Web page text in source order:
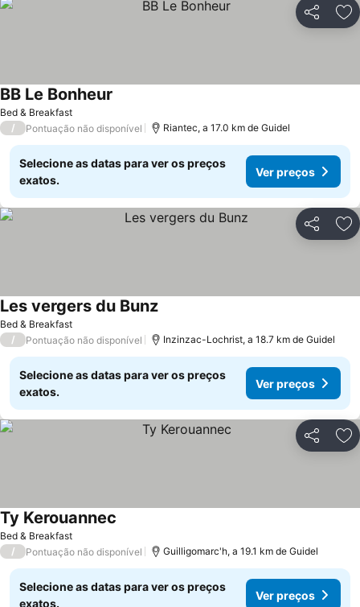
Partilhar
Bed & Breakfast
BB Le Bonheur
/ Pontuação não disponível Riantec, a 17.0 km de Guidel
Selecione as datas para ver os preços
exatos.
Ver preços
Partilhar
Bed & Breakfast
Les vergers du Bunz
/ Pontuação não disponível Inzinzac-Lochrist, a 18.7 km de Guidel
Selecione as datas para ver os preços
exatos.
Ver preços
Partilhar
Bed & Breakfast
Ty Kerouannec
/ Pontuação não disponível Guilligomarc'h, a 19.1 km de Guidel
Selecione as datas para ver os preços
exatos.
Ver preços